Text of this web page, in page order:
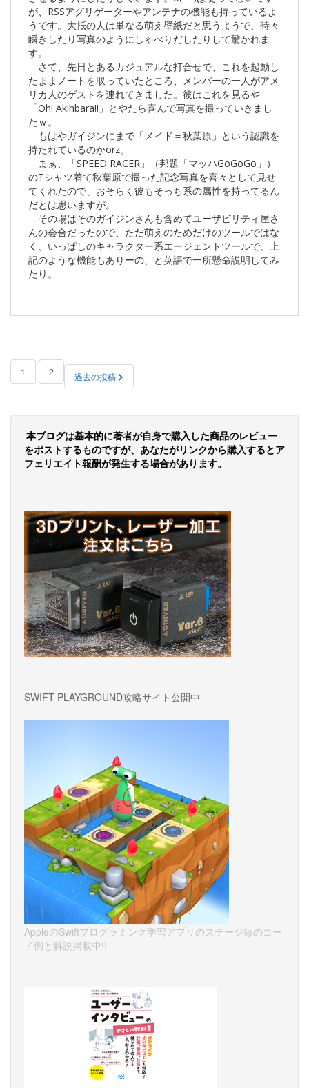
が、RSSアグリゲーターやアンテナの機能も持っているよ
うです。大抵の人は単なる萌え壁紙だと思うようで、時々
瞬きしたり写真のようにしゃべりだしたりして驚かれま
す。
さて、先日とあるカジュアルな打合せで、これを起動し
たままノートを取っていたところ、メンバーの一人がアメ
リカ人のゲストを連れてきました。彼はこれを見るや
「Oh! Akihbara!!」とやたら喜んで写真を撮っていきまし
たｗ。
もはやガイジンにまで「メイド＝秋葉原」という認識を
持たれているのかorz。
まぁ、「SPEED RACER」（邦題「マッハGoGoGo」）
のTシャツ着て秋葉原で撮った記念写真を喜々として見せ
てくれたので、おそらく彼もそっち系の属性を持ってるん
だとは思いますが。
その場はそのガイジンさんも含めてユーザビリティ屋さ
んの会合だったので、ただ萌えのためだけのツールではな
く、いっぱしのキャラクター系エージェントツールで、上
記のような機能もありーの、と英語で一所懸命説明してみ
たり。
投
の
ペ
ー
送
り
1 2 過去の投稿
本ブログは基本的に著者が自身で購入した商品のレビュー
をポストするものですが、あなたがリンクから購入するとア
フェリエイト報酬が発生する場合があります。
SWIFT PLAYGROUND攻略サイト公開中
AppleのSwiftプログラミング学習アプリのステージ毎のコー
ド例と解説掲載中!!